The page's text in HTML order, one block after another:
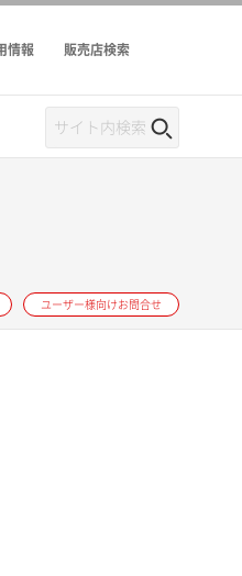
情報 販売店検索
ユーザー様向けお問合せ